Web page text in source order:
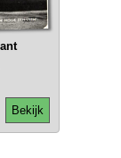
Bekijk